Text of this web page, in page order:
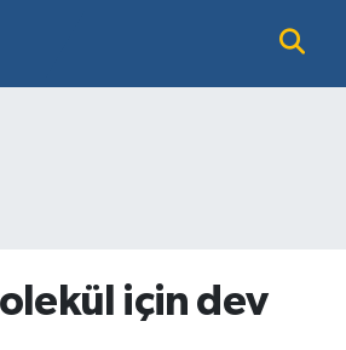
için dev
Durumu ve Fikstür